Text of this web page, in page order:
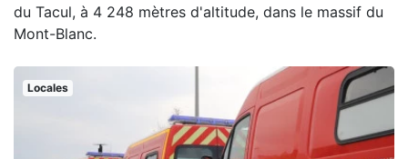
du Tacul, à 4 248 mètres d'altitude, dans le massif du
Mont-Blanc.
Locales